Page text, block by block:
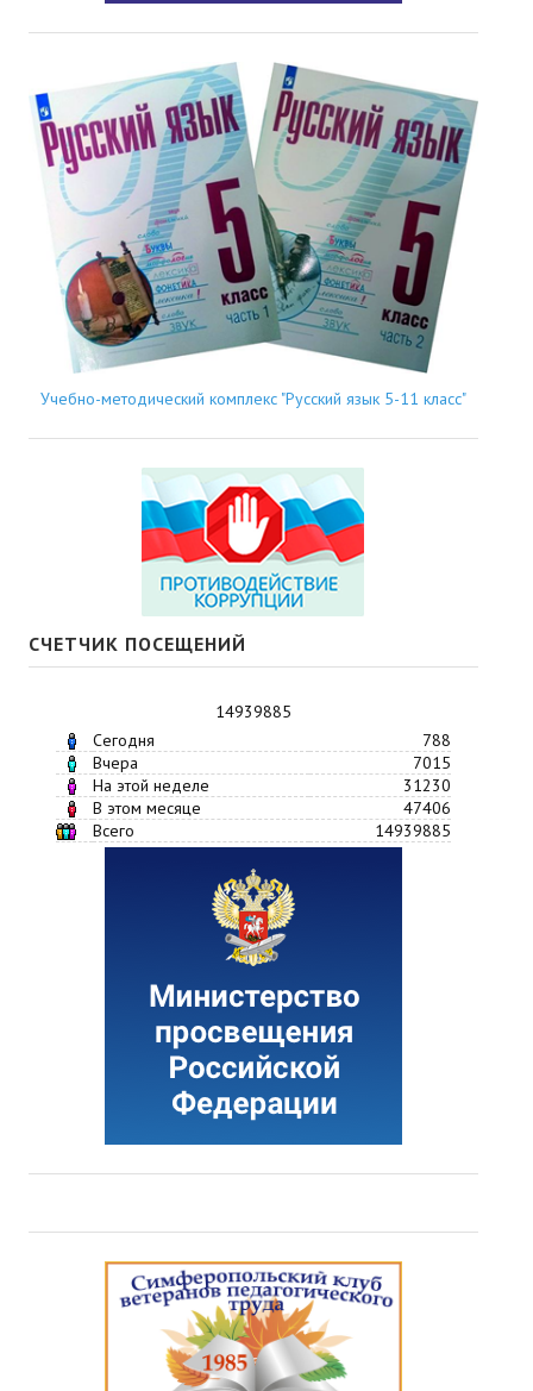
Учебно-методический комплекс "Русский язык 5-11 класс"
СЧЕТЧИК ПОСЕЩЕНИЙ
14939885
Сегодня
788
Вчера
7015
На этой неделе
31230
В этом месяце
47406
Всего
14939885